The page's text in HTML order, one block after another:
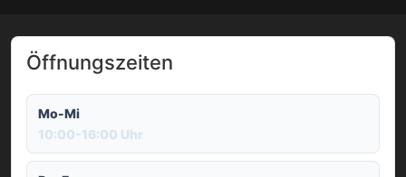
Öffnungszeiten
Mo-Mi
10:00-16:00 Uhr